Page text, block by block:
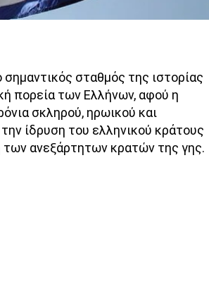
σταθμός της ιστορίας
πορεία των Ελλήνων, αφού η
σκληρού, ηρωικού και
ίδρυση του ελληνικού κράτους
των ανεξάρτητων κρατών της γης.